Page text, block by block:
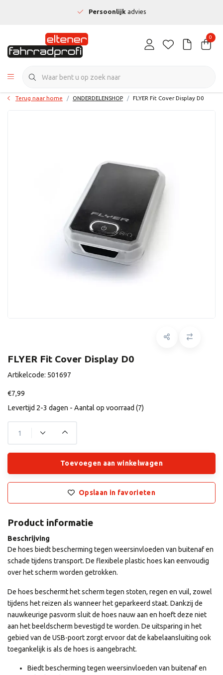
Persoonlijkadvies
0
Terug naar home ONDERDELENSHOP FLYER Fit Cover Display D0
FLYER Fit Cover Display D0
Artikelcode: 501697
€7,99
Levertijd 2-3 dagen - Aantal op voorraad (7)
Toevoegen aan winkelwagen
Opslaan in favorieten
Product informatie
Beschrijving
De hoes biedt bescherming tegen weersinvloeden van buitenaf en
schade tijdens transport. De flexibele plastic hoes kan eenvoudig
over het scherm worden getrokken.
De hoes beschermt het scherm tegen stoten, regen en vuil, zowel
tijdens het reizen als wanneer het geparkeerd staat. Dankzij de
nauwkeurige pasvorm sluit de hoes nauw aan en hoeft deze niet
aan het beeldscherm bevestigd te worden. De uitsparing in het
gebied van de USB-poort zorgt ervoor dat de kabelaansluiting ook
toegankelijk is als de hoes is aangebracht.
Biedt bescherming tegen weersinvloeden van buitenaf en